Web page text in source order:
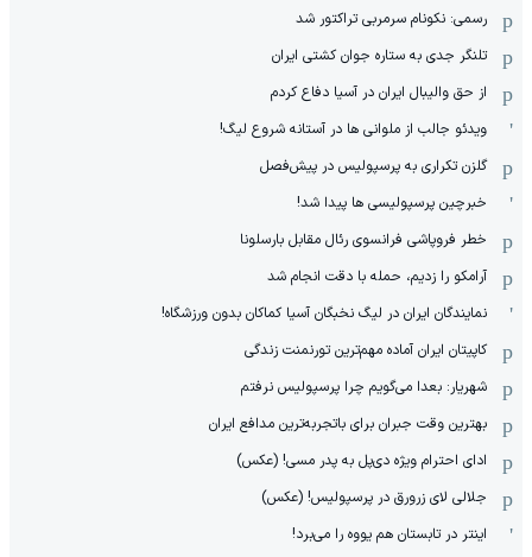
رسمی: نکونام سرمربی تراکتور شد
تلنگر جدی به ستاره جوان کشتی ایران
از حق والیبال ایران در آسیا دفاع کردم
ویدئو جالب از ملوانی ها در آستانه شروع لیگ!
گلزن تکراری به پرسپولیس در پیش‌فصل
خبرچین پرسپولیسی ها پیدا شد!
خطر فروپاشی فرانسوی رئال مقابل بارسلونا
آرامکو را زدیم، حمله با دقت انجام شد
نمایندگان ایران در لیگ نخبگان آسیا کماکان بدون ورزشگاه!
کاپیتان ایران آماده مهم‌ترین تورنمنت زندگی
شهریار: بعدا می‌گویم چرا پرسپولیس نرفتم
بهترین وقت جبران برای باتجربه‌ترین مدافع ایران
ادای احترام ویژه دی‌پل به پدر مسی! (عکس)
جلالی لای زرورق در پرسپولیس! (عکس)
اینتر در تابستان هم یووه را می‌برد!